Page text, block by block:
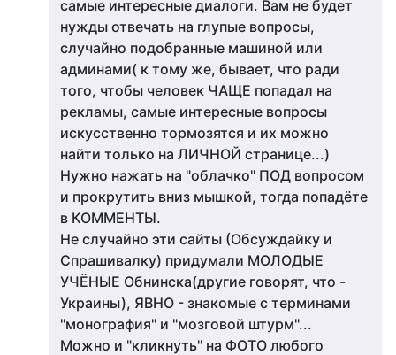
самые интересные диалоги. Вам не будет
нужды отвечать на глупые вопросы,
случайно подобранные машиной или
админами( к тому же, бывает, что ради
того, чтобы человек ЧАЩЕ попадал на
рекламы, самые интересные вопросы
искусственно тормозятся и их можно
найти только на ЛИЧНОЙ странице...)
Нужно нажать на "облачко" ПОД вопросом
и прокрутить вниз мышкой, тогда попадёте
в КОММЕНТЫ.
Не случайно эти сайты (Обсуждайку и
Спрашивалку) придумали МОЛОДЫЕ
УЧЁНЫЕ Обнинска(другие говорят, что -
Украины), ЯВНО - знакомые с терминами
"монография" и "мозговой штурм"...
Можно и "кликнуть" на ФОТО любого